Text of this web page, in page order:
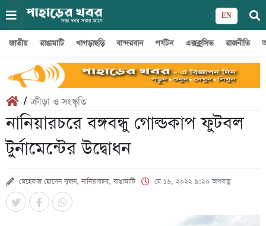
EN
জাতীয় রাঙামাটি খাগড়াছড়ি বান্দরবান পর্যটন এক্সক্লুসিভ রাজনীতি
/ক্রীড়া ও সংস্কৃতি
নানিয়ারচরে বঙ্গবন্ধু গোল্ডকাপ ফুটবল
টুর্নামেন্টের উদ্বোধন
মেহেরাজ হোসেন সুজন, নানিয়ারচর, রাঙামাটি মে ১৬, ২০২২ ৯:২০ অপরাহ্ণ